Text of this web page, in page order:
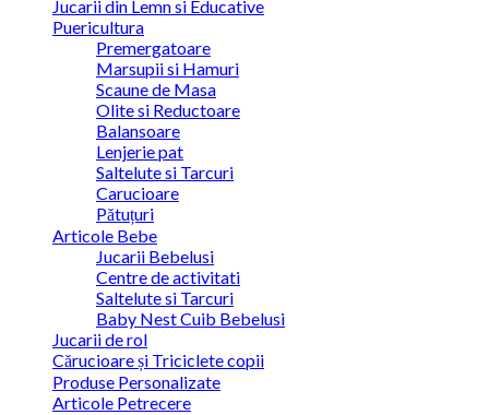
Jucarii din Lemn si Educative
Puericultura
Premergatoare
Marsupii si Hamuri
Scaune de Masa
Olite si Reductoare
Balansoare
Lenjerie pat
Saltelute si Tarcuri
Carucioare
Pătuțuri
Articole Bebe
Jucarii Bebelusi
Centre de activitati
Saltelute si Tarcuri
Baby Nest Cuib Bebelusi
Jucarii de rol
Cărucioare și Triciclete copii
Produse Personalizate
Articole Petrecere